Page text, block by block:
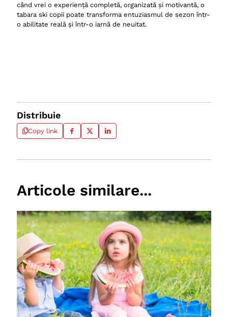
când vrei o experiență completă, organizată și motivantă, o
tabara ski copii poate transforma entuziasmul de sezon într-
o abilitate reală și într-o iarnă de neuitat.
Distribuie
Copy link
Articole similare...